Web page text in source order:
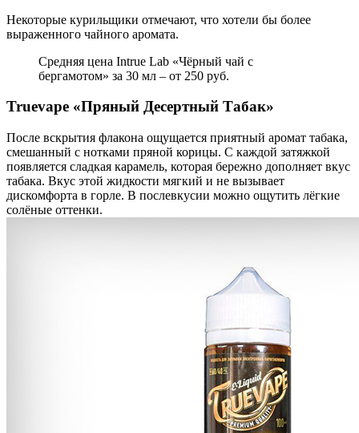
Некоторые курильщики отмечают, что хотели бы более
выраженного чайного аромата.
Средняя цена Intrue Lab «Чёрный чай с
бергамотом» за 30 мл – от 250 руб.
Truevape «Пряный Десертный Табак»
После вскрытия флакона ощущается приятный аромат табака,
смешанный с нотками пряной корицы. С каждой затяжкой
появляется сладкая карамель, которая бережно дополняет вкус
табака. Вкус этой жидкости мягкий и не вызывает
дискомфорта в горле. В послевкусии можно ощутить лёгкие
солёные оттенки.